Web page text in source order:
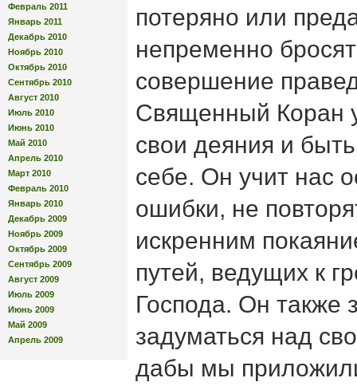
Февраль 2011
Январь 2011
Декабрь 2010
Ноябрь 2010
Октябрь 2010
Сентябрь 2010
Август 2010
Июль 2010
Июнь 2010
Май 2010
Апрель 2010
Март 2010
Февраль 2010
Январь 2010
Декабрь 2009
Ноябрь 2009
Октябрь 2009
Сентябрь 2009
Август 2009
Июль 2009
Июнь 2009
Май 2009
Апрель 2009
потеряно или
непременно
совершение
Священный Коран
свои деяния и
себе. Он учит нас
ошибки, не
искренним
путей, ведущих к
Господа. Он также
задуматься над
дабы мы